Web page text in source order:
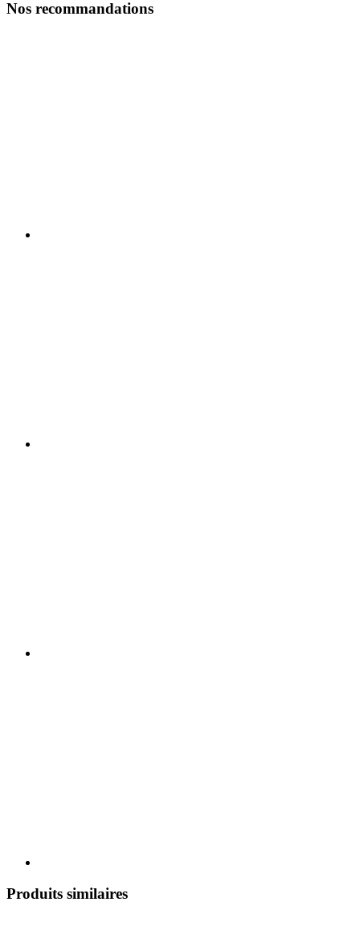
Nos recommandations
Produits similaires